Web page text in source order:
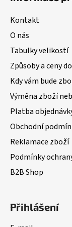
Kontakt
O nás
Tabulky velikostí
Způsoby a ceny
Kdy vám bude
Výměna zboží
Platba
Obchodní
Reklamace zboží
Podmínky
B2B Shop
Přihlášení